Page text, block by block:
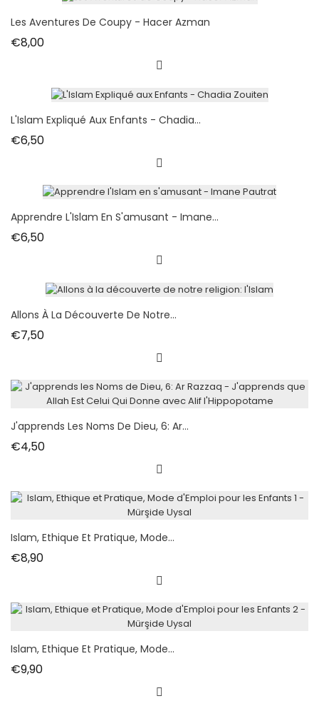
Les Aventures De Coupy - Hacer Azman
€8,00Fiyat
L'Islam Expliqué Aux Enfants - Chadia...
€6,50Fiyat
Apprendre L'Islam En S'amusant - Imane...
€6,50Fiyat
Allons À La Découverte De Notre...
€7,50Fiyat
J'apprends Les Noms De Dieu, 6: Ar...
€4,50Fiyat
Islam, Ethique Et Pratique, Mode...
€8,90Fiyat
Islam, Ethique Et Pratique, Mode...
€9,90Fiyat